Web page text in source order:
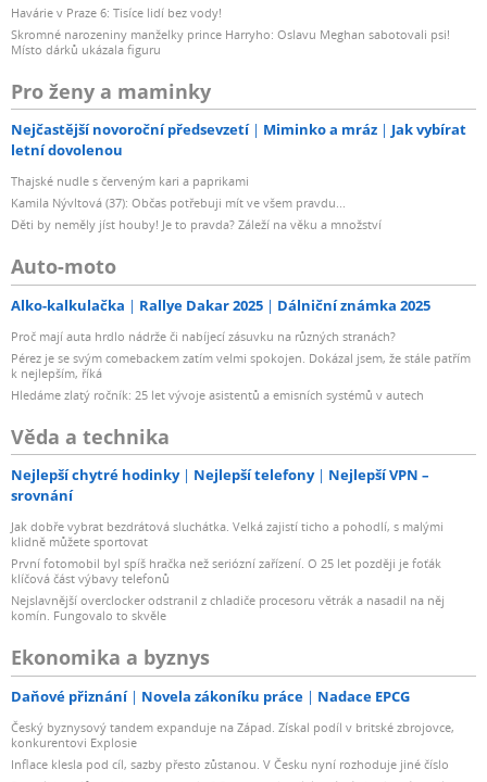
Havárie v Praze 6: Tisíce lidí bez vody!
Skromné narozeniny manželky prince Harryho: Oslavu Meghan sabotovali psi!
Místo dárků ukázala figuru
Pro ženy a maminky
Nejčastější novoroční předsevzetí Miminko a mráz
Jak vybírat
letní dovolenou
Thajské nudle s červeným kari a paprikami
Kamila Nývltová (37): Občas potřebuji mít ve všem pravdu...
Děti by neměly jíst houby! Je to pravda? Záleží na věku a množství
Auto-moto
Alko-kalkulačka Rallye Dakar 2025 Dálniční známka 2025
Proč mají auta hrdlo nádrže či nabíjecí zásuvku na různých stranách?
Pérez je se svým comebackem zatím velmi spokojen. Dokázal jsem, že stále patřím
k nejlepším, říká
Hledáme zlatý ročník: 25 let vývoje asistentů a emisních systémů v autech
Věda a technika
Nejlepší chytré hodinky Nejlepší telefony
Nejlepší VPN –
srovnání
Jak dobře vybrat bezdrátová sluchátka. Velká zajistí ticho a pohodlí, s malými
klidně můžete sportovat
První fotomobil byl spíš hračka než seriózní zařízení. O 25 let později je foťák
klíčová část výbavy telefonů
Nejslavnější overclocker odstranil z chladiče procesoru větrák a nasadil na něj
komín. Fungovalo to skvěle
Ekonomika a byznys
Daňové přiznání Novela zákoníku práce Nadace EPCG
Český byznysový tandem expanduje na Západ. Získal podíl v britské zbrojovce,
konkurentovi Explosie
Inflace klesla pod cíl, sazby přesto zůstanou. V Česku nyní rozhoduje jiné číslo